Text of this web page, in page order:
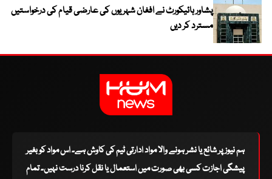
پشاور ہائیکورٹ نے افغان شہریوں کی عارضی قیام کی درخواستیں
مسترد کر دیں
ہم نیوز پر شائع یا نشر ہونے والا مواد ادارتی ٹیم کی کاوش ہے۔ اس مواد کو بغیر
پیشگی اجازت کسی بھی صورت میں استعمال یا نقل کرنا درست نہیں۔ تمام